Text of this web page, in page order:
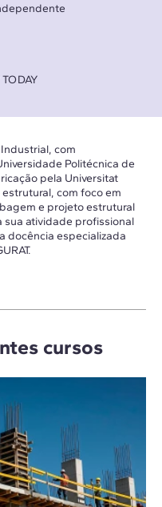
com
Politécnica de
pela Universitat
com foco em
e projeto estrutural
sua atividade profissional
docência especializada
cursos